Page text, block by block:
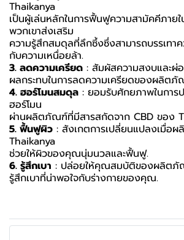
Thaikanya
เป็นผู้เล่นหลักในการฟื้นฟูความสามัคคีภาย
พวกเขาส่งเสริม
ความรู้สึกสมดุลที่ลึกซึ้งซึ่งสามารถบรรเทา
กับความเหนื่อยล้า.
3. ลดความเครียด : สัมผัสความสงบและผ่
ผลกระทบในการลดความเครียดของผลิตภั
4. ฮอร์โมนสมดุล : ยอมรับศักยภาพในกา
ฮอร์โมน
ผ่านผลิตภัณฑ์ที่มีสารสกัดจาก CBD ของ
5. ฟื้นฟูผิว : สังเกตการเปลี่ยนแปลงเมื่อ
Thaikanya
ช่วยให้ผิวของคุณนุ่มนวลและฟื้นฟู.
6. รู้สึกเบา : ปล่อยให้คุณสมบัติของผลิตภัณ
รู้สึกเบาที่น่าพอใจกับร่างกายของคุณ.